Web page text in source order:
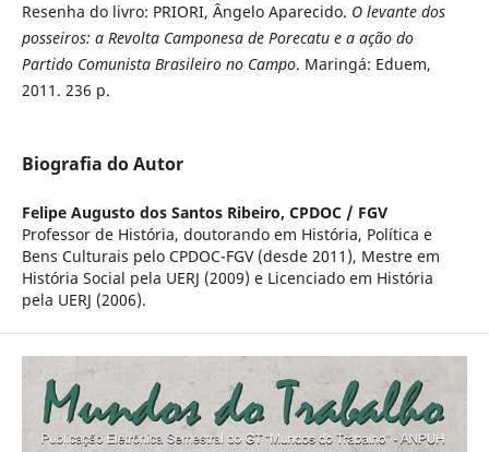
Resenha do livro: PRIORI, Ângelo Aparecido. O levante dos
posseiros: a Revolta Camponesa de Porecatu e a ação do
Partido Comunista Brasileiro no Campo. Maringá: Eduem,
2011. 236 p.
Biografia do Autor
Felipe Augusto dos Santos Ribeiro, CPDOC / FGV
Professor de História, doutorando em História, Política e
Bens Culturais pelo CPDOC-FGV (desde 2011), Mestre em
História Social pela UERJ (2009) e Licenciado em História
pela UERJ (2006).